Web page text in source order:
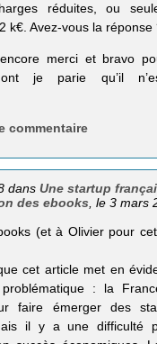
réduites, ou
k€. Avez-vous la réponse
merci et bravo
je parie qu’il
commentaire
dansUne startup
des ebooks , le 3 mars
(et à Olivier pour
cet article met en
: la
faire émerger des
il y a une difficulté